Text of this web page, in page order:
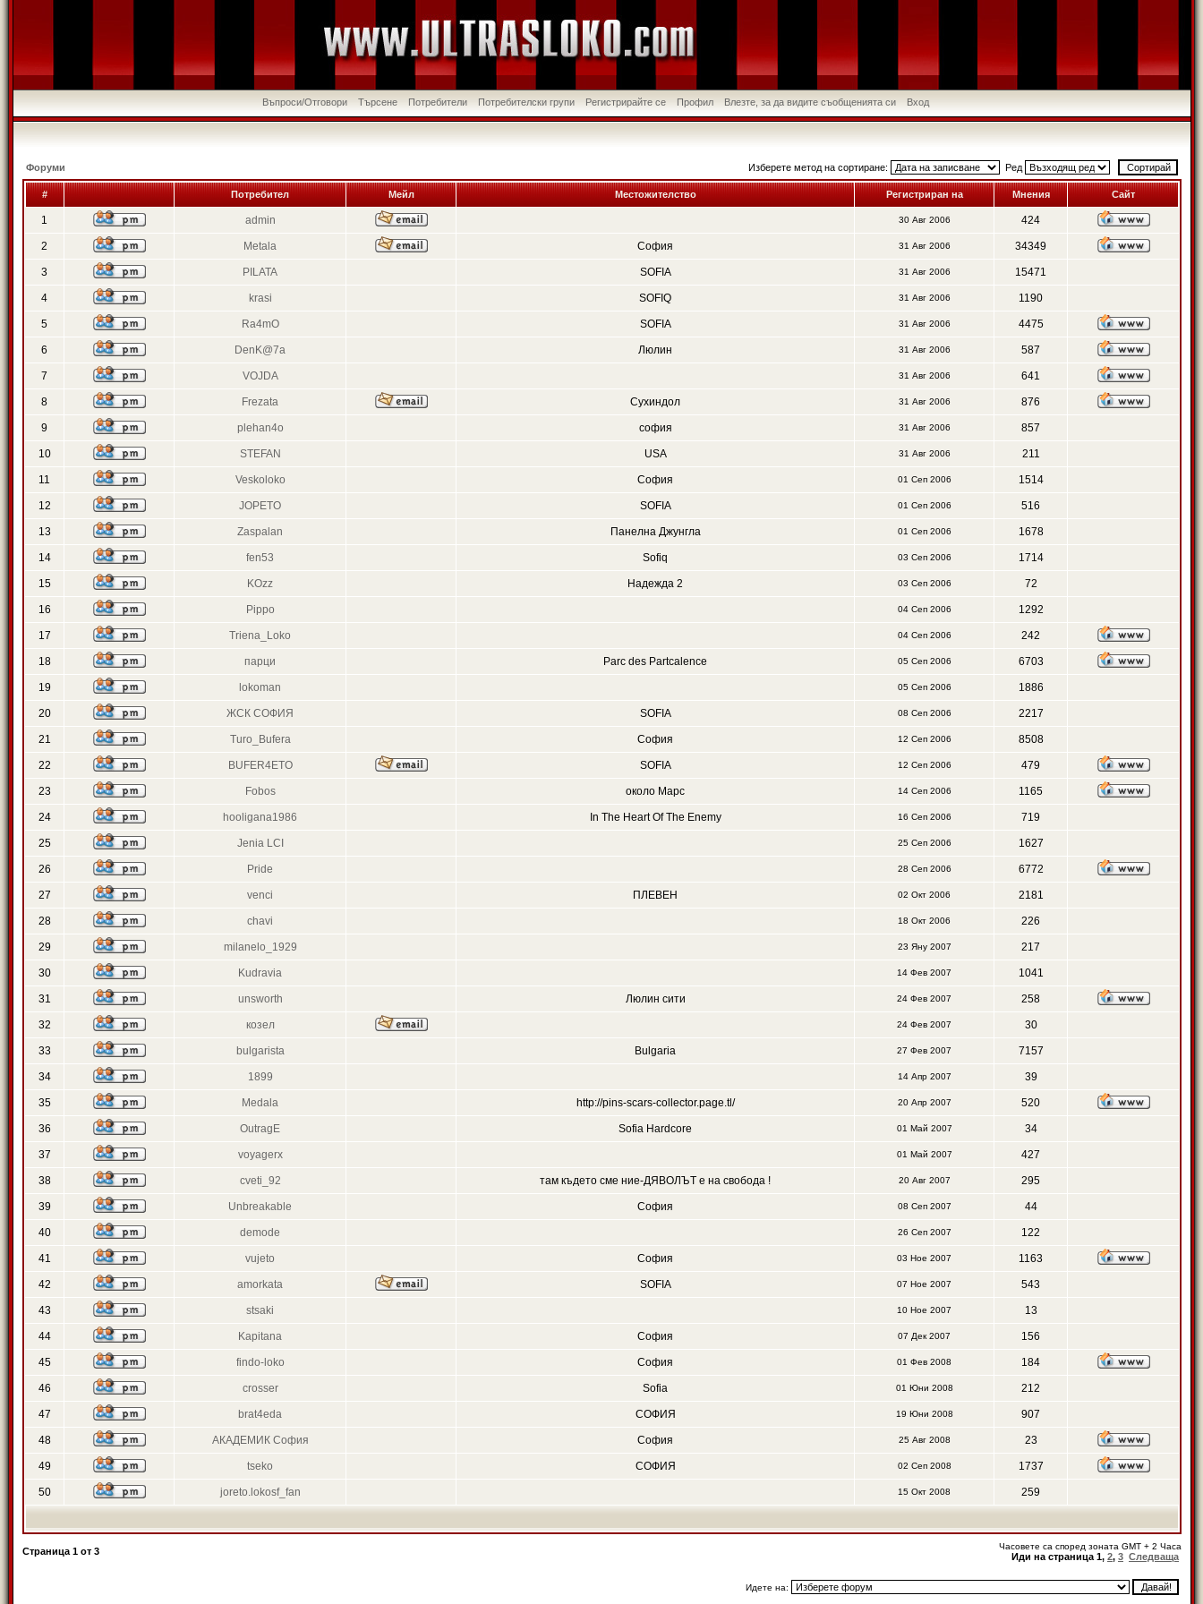
Въпроси/Отговори Търсене Потребители Потребителски групи Регистрирайте се Профил Влезте, за да видите съобщенията си Вход
Форуми Изберете метод на сортиране: Ред
# Потребител Мейл Местожителство Регистриран на Мнения Сайт
1 admin 30 Авг 2006 424
2 Metala София 31 Авг 2006 34349
3 PILATA SOFIA 31 Авг 2006 15471
4 krasi SOFIQ 31 Авг 2006 1190
5 Ra4mO SOFIA 31 Авг 2006 4475
6 DenK@7a Люлин 31 Авг 2006 587
7 VOJDA 31 Авг 2006 641
8 Frezata Сухиндол 31 Авг 2006 876
9 plehan4o софия 31 Авг 2006 857
10 STEFAN USA 31 Авг 2006 211
11 Veskoloko София 01 Сеп 2006 1514
12 JOPETO SOFIA 01 Сеп 2006 516
13 Zaspalan Панелна Джунгла 01 Сеп 2006 1678
14 fen53 Sofiq 03 Сеп 2006 1714
15 KOzz Надежда 2 03 Сеп 2006 72
16 Pippo 04 Сеп 2006 1292
17 Triena_Loko 04 Сеп 2006 242
18 парци Parc des Partcalence 05 Сеп 2006 6703
19 lokoman 05 Сеп 2006 1886
20 ЖСК СОФИЯ SOFIA 08 Сеп 2006 2217
21 Turo_Bufera София 12 Сеп 2006 8508
22 BUFER4ETO SOFIA 12 Сеп 2006 479
23 Fobos около Марс 14 Сеп 2006 1165
24 hooligana1986 In The Heart Of The Enemy 16 Сеп 2006 719
25 Jenia LCI 25 Сеп 2006 1627
26 Pride 28 Сеп 2006 6772
27 venci ПЛЕВЕН 02 Окт 2006 2181
28 chavi 18 Окт 2006 226
29 milanelo_1929 23 Яну 2007 217
30 Kudravia 14 Фев 2007 1041
31 unsworth Люлин сити 24 Фев 2007 258
32 козел 24 Фев 2007 30
33 bulgarista Bulgaria 27 Фев 2007 7157
34 1899 14 Апр 2007 39
35 Medala http://pins-scars-collector.page.tl/ 20 Апр 2007 520
36 OutragE Sofia Hardcore 01 Май 2007 34
37 voyagerx 01 Май 2007 427
38 cveti_92 там където сме ние-ДЯВОЛЪТ е на свобода ! 20 Авг 2007 295
39 Unbreakable София 08 Сеп 2007 44
40 demode 26 Сеп 2007 122
41 vujeto София 03 Ное 2007 1163
42 amorkata SOFIA 07 Ное 2007 543
43 stsaki 10 Ное 2007 13
44 Kapitana София 07 Дек 2007 156
45 findo-loko София 01 Фев 2008 184
46 crosser Sofia 01 Юни 2008 212
47 brat4eda СОФИЯ 19 Юни 2008 907
48 АКАДЕМИК София София 25 Авг 2008 23
49 tseko СОФИЯ 02 Сеп 2008 1737
50 joreto.lokosf_fan 15 Окт 2008 259
Страница 1 от 3 Часовете са според зоната GMT + 2 Часа
Иди на страница 1, 2, 3 Следваща
Идете на: